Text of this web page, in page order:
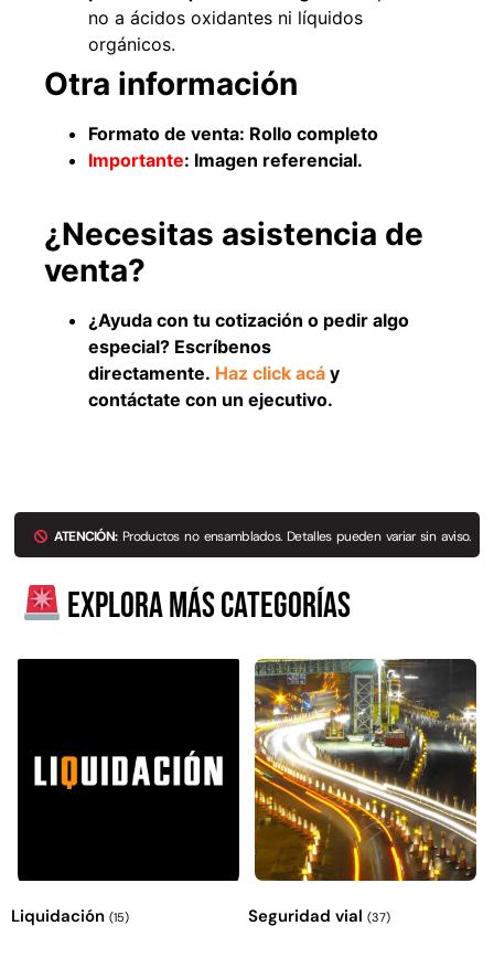
no a ácidos oxidantes ni líquidos
orgánicos.
Otra información
Formato de venta: Rollo completo
Importante: Imagen referencial.
¿Necesitas asistencia de
venta?
¿Ayuda con tu cotización o pedir algo
especial? Escríbenos
directamente. Haz click acá y
contáctate con un ejecutivo.
ATENCIÓN:Productos no ensamblados. Detalles pueden variar sin aviso.
Explora más categorías
Liquidación (15) Seguridad vial (37)
Empaquetadura 3/16"
3.5MP
$803.797
Agregar al carrito
Explora más productos